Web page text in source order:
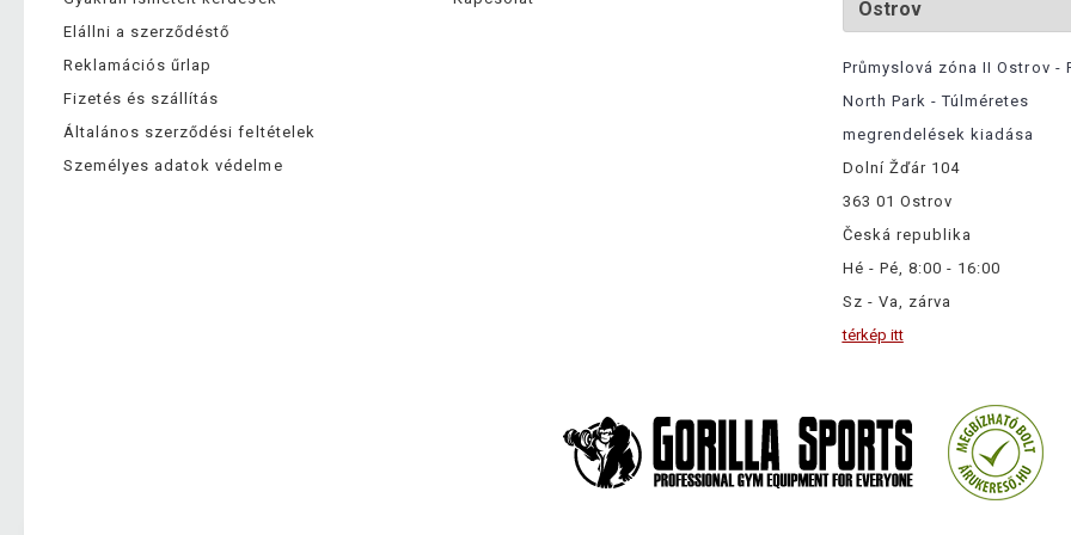
Elállni a szerződéstő
Reklamációs űrlap
Fizetés és szállítás
Általános szerződési feltételek
Személyes adatok védelme
Průmyslová zóna II Ostrov -
North Park - Túlméretes
megrendelések kiadása
Dolní Žďár 104
363 01 Ostrov
Česká republika
Hé - Pé, 8:00 - 16:00
Sz - Va, zárva
térkép itt